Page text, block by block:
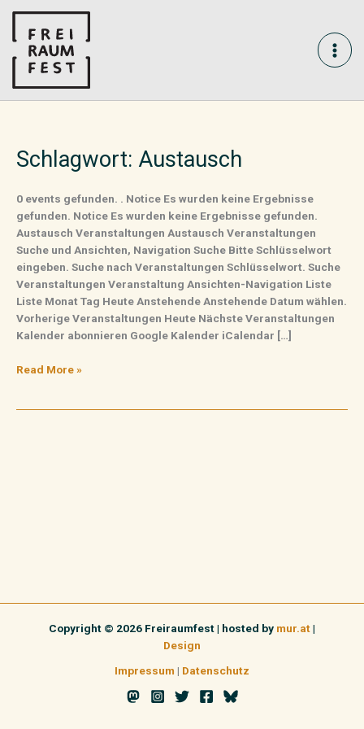
content
Schlagwort: Austausch
0 events gefunden. . Notice Es wurden keine Ergebnisse
gefunden. Notice Es wurden keine Ergebnisse gefunden.
Austausch Veranstaltungen Austausch Veranstaltungen
Suche und Ansichten, Navigation Suche Bitte Schlüsselwort
eingeben. Suche nach Veranstaltungen Schlüsselwort. Suche
Veranstaltungen Veranstaltung Ansichten-Navigation Liste
Liste Monat Tag Heute Anstehende Anstehende Datum wählen.
Vorherige Veranstaltungen Heute Nächste Veranstaltungen
Kalender abonnieren Google Kalender iCalendar […]
Read More »
Copyright © 2026 Freiraumfest | hosted by mur.at|
Design
Impressum | Datenschutz